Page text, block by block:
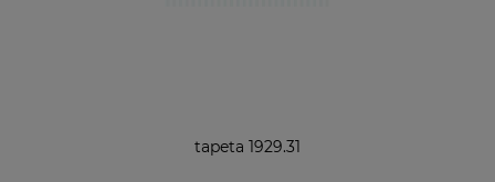
tapeta 1929.31